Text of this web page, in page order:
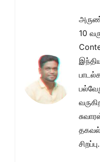
அருண்
10
சிறப்பு.